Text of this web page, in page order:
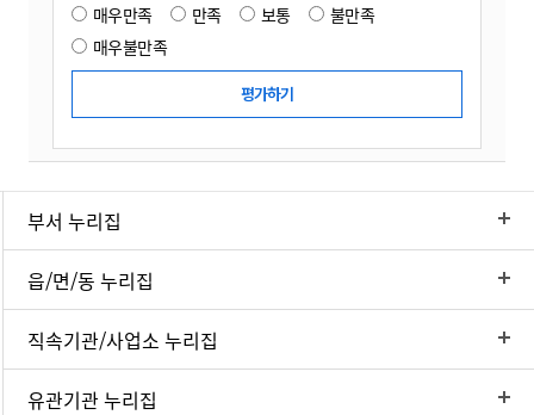
매우만족 만족 보통
불만족
매우불만족
부서 누리집
읍/면/동 누리집
직속기관/사업소 누리집
유관기관 누리집